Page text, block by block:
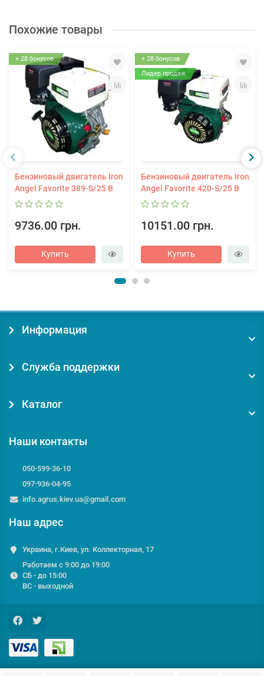
Похожие товары
+ 28 бонусов
Бензиновый двигатель Iron
Angel Favorite 389-S/25 B
9736.00 грн.
Купить
+ 28 бонусов
Лидер продаж
Бензиновый двигатель Iron
Angel Favorite 420-S/25 B
10151.00 грн.
Купить
Информация
Служба поддержки
Каталог
Наши контакты
050-599-36-10
097-936-04-95
info.agrus.kiev.ua@gmail.com
Наш адрес
Украина, г.Киев, ул. Коллекторная, 17
Работаем с 9:00 до 19:00
СБ - до 15:00
ВС - выходной